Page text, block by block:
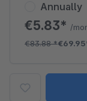
Annually
€5.83* /
€83.88*